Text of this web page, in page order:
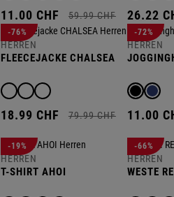
11.00 CHF 59.99 CHF 26.22
HERREN
FLEECEJACKE CHALSEA
18.99 CHF 79.99 CHF
-76%
HERREN
11.00
-72%
HERREN
T-SHIRT AHOI
-19%
HERREN
WESTE
-66%